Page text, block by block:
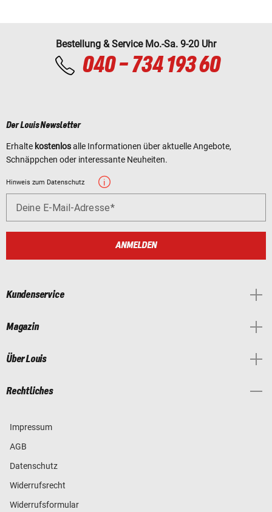
Bestellung & Service Mo.-Sa. 9-20 Uhr
040 - 734 193 60
Der Louis Newsletter
Erhalte kostenlosalle Informationen über aktuelle Angebote,
Schnäppchen oder interessante Neuheiten.
Hinweis zum Datenschutz
Deine E-Mail-Adresse
ANMELDEN
Kundenservice
Magazin
Über Louis
Rechtliches
Impressum
AGB
Datenschutz
Widerrufsrecht
Widerrufsformular